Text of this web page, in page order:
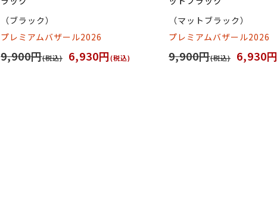
（ブラック）
プレミアムバザール2026
9,900円(税込) 6,930円(税込)
（マットブラック）
プレミアムバザール2026
9,900円(税込) 6,930円